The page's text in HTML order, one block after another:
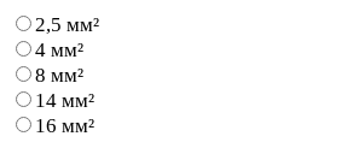
2,5 мм²
4 мм²
8 мм²
14 мм²
16 мм²